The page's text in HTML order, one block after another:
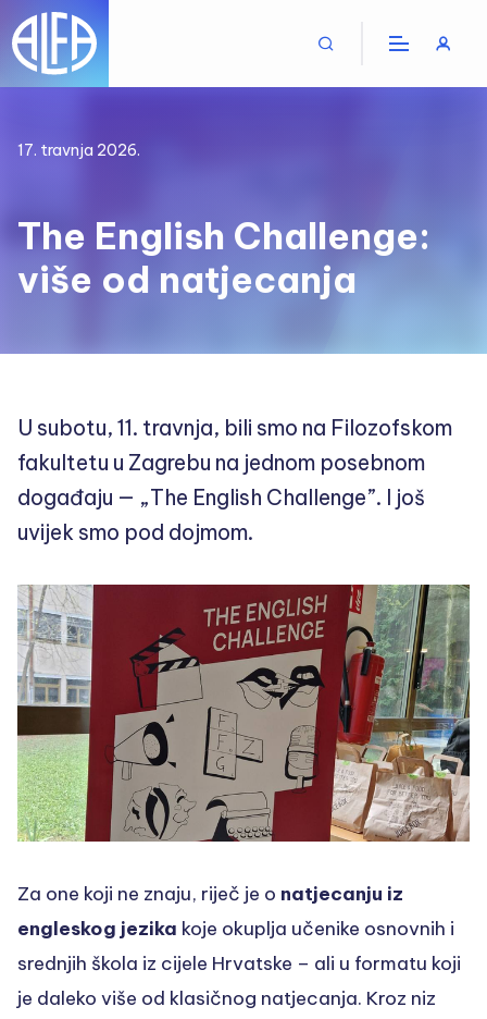
17. travnja 2026.
The English Challenge:
više od natjecanja
U subotu, 11. travnja, bili smo na Filozofskom
fakultetu u Zagrebu na jednom posebnom
događaju — „The English Challenge”. I još
uvijek smo pod dojmom.
Za one koji ne znaju, riječ je o natjecanju iz
engleskog jezika koje okuplja učenike osnovnih i
srednjih škola iz cijele Hrvatske – ali u formatu koji
je daleko više od klasičnog natjecanja. Kroz niz